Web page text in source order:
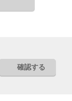
確認する